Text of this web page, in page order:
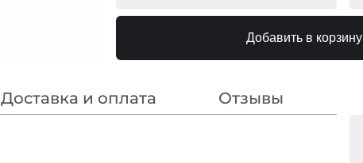
Желт/Зеленый
Добавить в корзину
Доставка и оплата Отзывы